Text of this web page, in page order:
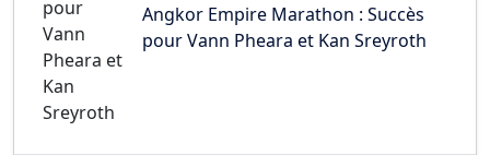
Angkor Empire Marathon : Succès
pour Vann Pheara et Kan Sreyroth